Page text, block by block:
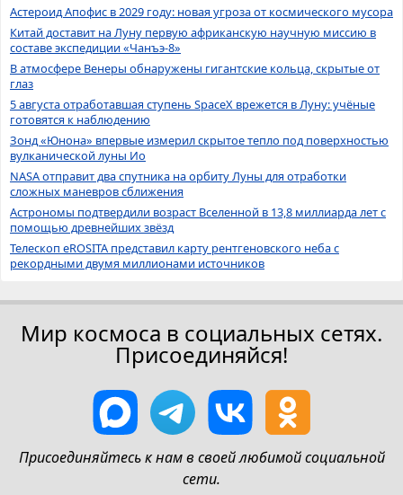
Астероид Апофис в 2029 году: новая угроза от космического мусора
Китай доставит на Луну первую африканскую научную миссию в
составе экспедиции «Чанъэ-8»
В атмосфере Венеры обнаружены гигантские кольца, скрытые от
глаз
5 августа отработавшая ступень SpaceX врежется в Луну: учёные
готовятся к наблюдению
Зонд «Юнона» впервые измерил скрытое тепло под поверхностью
вулканической луны Ио
NASA отправит два спутника на орбиту Луны для отработки
сложных маневров сближения
Астрономы подтвердили возраст Вселенной в 13,8 миллиарда лет с
помощью древнейших звёзд
Телескоп eROSITA представил карту рентгеновского неба с
рекордными двумя миллионами источников
Мир космоса в социальных сетях.
Присоединяйся!
Присоединяйтесь к нам в своей любимой социальной
сети.